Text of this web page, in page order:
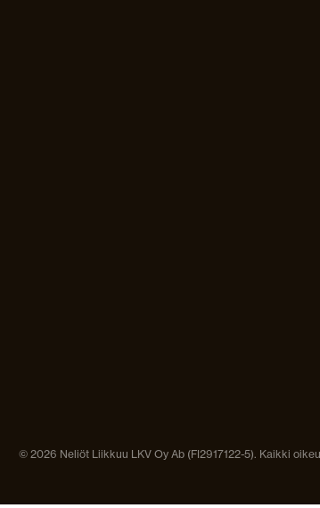
© 2026 Neliöt Liikkuu LKV Oy Ab (FI2917122-5). Kaikki